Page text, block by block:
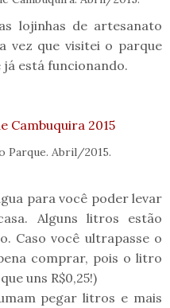
lojinhas de artesanato
vez que visitei o parque
já está funcionando.
Parque. Abril/2015.
para você poder levar
Alguns litros estão
Caso você ultrapasse o
comprar, pois o litro
uns R$0,25!)
pegar litros e mais